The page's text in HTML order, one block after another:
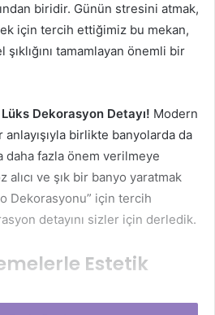
biridir. Günün stresini atmak,
için tercih ettiğimiz bu mekan,
tamamlayan önemli bir
Dekorasyon Detayı! Modern
birlikte banyolarda da
fazla önem verilmeye
alıcı ve şık bir banyo yaratmak
Dekorasyonu” için tercih
detayını sizler için derledik.
Estetik